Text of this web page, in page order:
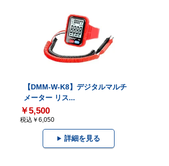
【DMM-W-K8】デジタルマルチ
メーター リス...
￥5,500
税込￥6,050
詳細を見る